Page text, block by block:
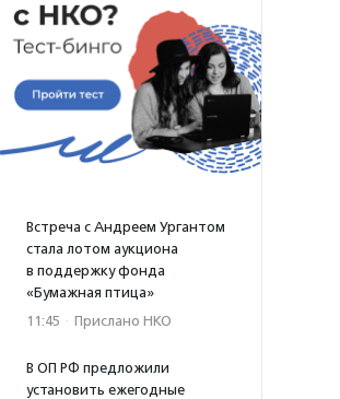
Встреча с Андреем Ургантом
стала лотом аукциона
в поддержку фонда
«Бумажная птица»
11:45 · Прислано НКО
В ОП РФ предложили
установить ежегодные